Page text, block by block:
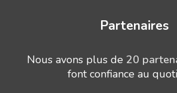
Partenaires
Nous avons plus de 20
font confiance au